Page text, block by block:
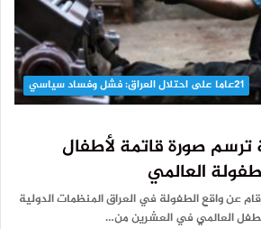
21عاما على احتلال العراق: فشل وفساد سياسي
ترسم صورة قاتمة لأطفال
العالمي
عن واقع الطفولة في العراق المنظمات الدولية
العالمي في العشرين من…